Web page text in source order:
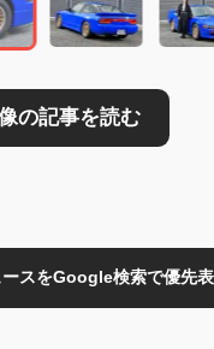
スをGoogle検索で優先